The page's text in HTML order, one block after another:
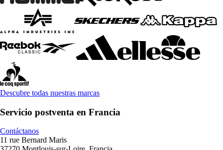
Descubre todas nuestras marcas
Servicio postventa en Francia
Contáctanos
11 rue Bernard Maris